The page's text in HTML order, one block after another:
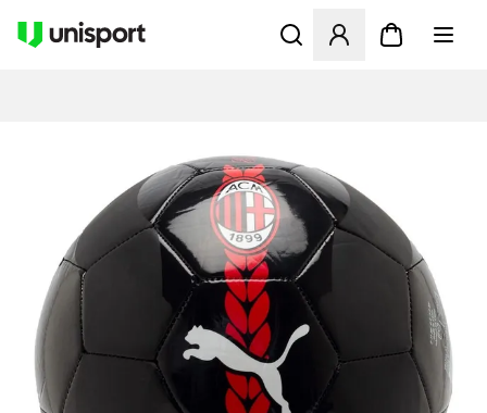
Opent een venster om in